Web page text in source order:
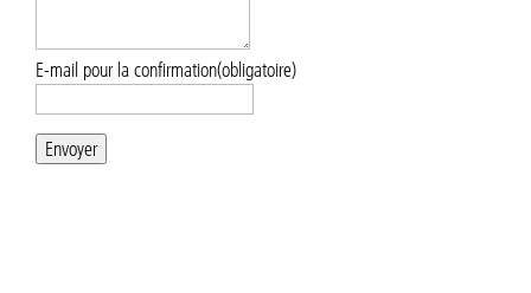
E-mail pour la confirmation(obligatoire)
Envoyer